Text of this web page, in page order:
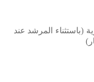
(باستثناء المرشد عند